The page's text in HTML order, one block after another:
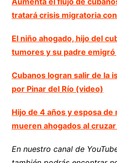
tratará crisis migratoria
El niño ahogado, hijo del
tumores y su padre
Cubanos logran salir de la
por Pinar del Río (video)
Hijo de 4 años y esposa
mueren ahogados al cruzar
En nuestro canal de